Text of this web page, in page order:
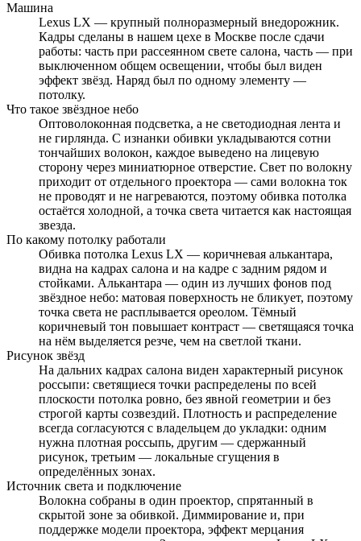
Машина
Lexus LX — крупный полноразмерный внедорожник.
Кадры сделаны в нашем цехе в Москве после сдачи
работы: часть при рассеянном свете салона, часть — при
выключенном общем освещении, чтобы был виден
эффект звёзд. Наряд был по одному элементу —
потолку.
Что такое звёздное небо
Оптоволоконная подсветка, а не светодиодная лента и
не гирлянда. С изнанки обивки укладываются сотни
тончайших волокон, каждое выведено на лицевую
сторону через миниатюрное отверстие. Свет по волокну
приходит от отдельного проектора — сами волокна ток
не проводят и не нагреваются, поэтому обивка потолка
остаётся холодной, а точка света читается как настоящая
звезда.
По какому потолку работали
Обивка потолка Lexus LX — коричневая алькантара,
видна на кадрах салона и на кадре с задним рядом и
стойками. Алькантара — один из лучших фонов под
звёздное небо: матовая поверхность не бликует, поэтому
точка света не расплывается ореолом. Тёмный
коричневый тон повышает контраст — светящаяся точка
на нём выделяется резче, чем на светлой ткани.
Рисунок звёзд
На дальних кадрах салона виден характерный рисунок
россыпи: светящиеся точки распределены по всей
плоскости потолка ровно, без явной геометрии и без
строгой карты созвездий. Плотность и распределение
всегда согласуются с владельцем до укладки: одним
нужна плотная россыпь, другим — сдержанный
рисунок, третьим — локальные сгущения в
определённых зонах.
Источник света и подключение
Волокна собраны в один проектор, спрятанный в
скрытой зоне за обивкой. Диммирование и, при
поддержке модели проектора, эффект мерцания